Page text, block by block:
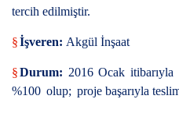
tercih edilmiştir.
§İşveren: Akgül İnşaat
§Durum: 2016 Ocak itibarıyla
%100 olup; proje başarıyla